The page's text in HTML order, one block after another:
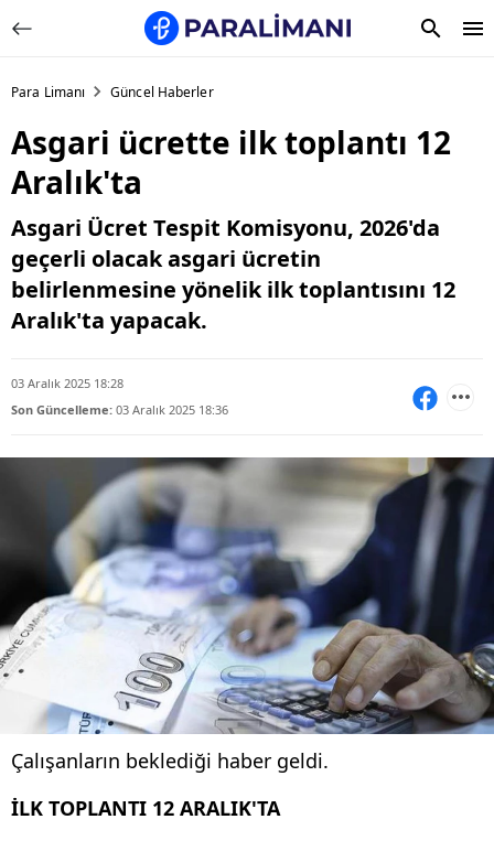
Para Limanı Güncel Haberler
Asgari ücrette ilk toplantı 12
Aralık'ta
Asgari Ücret Tespit Komisyonu, 2026'da
geçerli olacak asgari ücretin
belirlenmesine yönelik ilk toplantısını 12
Aralık'ta yapacak.
03 Aralık 2025 18:28
Son Güncelleme: 03 Aralık 2025 18:36
Çalışanların beklediği haber geldi.
İLK TOPLANTI 12 ARALIK'TA